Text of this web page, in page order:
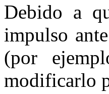
Debido a
impulso
(por
modificarlo